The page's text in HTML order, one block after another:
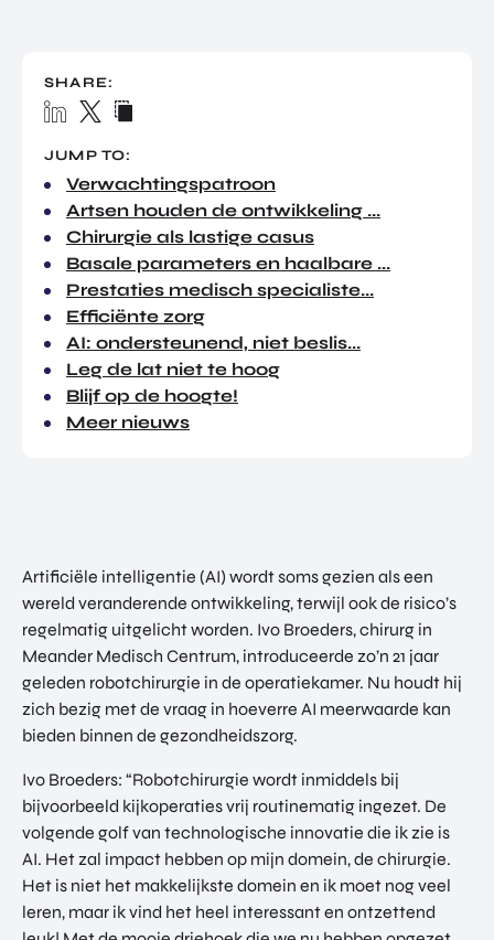
JUMP TO:
Verwachtingspatroon
Artsen houden de ontwikkeling ...
Chirurgie als lastige casus
Basale parameters en haalbare ...
Prestaties medisch specialiste...
Efficiënte zorg
AI: ondersteunend, niet beslis...
Leg de lat niet te hoog
Blijf op de hoogte!
Meer nieuws
SHARE:
Artificiële intelligentie (AI) wordt soms gezien als een
wereld veranderende ontwikkeling, terwijl ook de risico’s
regelmatig uitgelicht worden. Ivo Broeders, chirurg in
Meander Medisch Centrum, introduceerde zo’n 21 jaar
geleden robotchirurgie in de operatiekamer. Nu houdt hij
zich bezig met de vraag in hoeverre AI meerwaarde kan
bieden binnen de gezondheidszorg.
Ivo Broeders: “Robotchirurgie wordt inmiddels bij
bijvoorbeeld kijkoperaties vrij routinematig ingezet. De
volgende golf van technologische innovatie die ik zie is
AI. Het zal impact hebben op mijn domein, de chirurgie.
Het is niet het makkelijkste domein en ik moet nog veel
leren, maar ik vind het heel interessant en ontzettend
TE
INVES
TERIN
GEN
ROM Utrecht Region
KOM LANGS
Euclideslaan 1
3584 BL Utrecht
STUUR ONS EEN BERICHT
info@romutrechtregion.nl
BEL ONS